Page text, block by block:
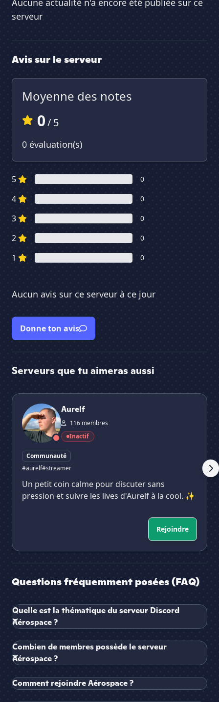
Aucune actualité n'a encore été publiée sur ce
serveur
Avis sur le serveur
Moyenne des notes
0/ 5
0 évaluation(s)
5 0
4 0
3 0
2 0
1 0
Aucun avis sur ce serveur à ce jour
Donne ton avis
Serveurs que tu aimeras aussi
Aurelf
Aurelf
116 membres
Inactif
Communauté
#aurelf#streamer
Un petit coin calme pour discuter sans
pression et suivre les lives d'Aurelf à la cool. ✨
Rejoindre
Questions fréquemment posées (FAQ)
Quelle est la thématique du serveur Discord
Aérospace ?
Combien de membres possède le serveur
Aérospace ?
Comment rejoindre Aérospace ?